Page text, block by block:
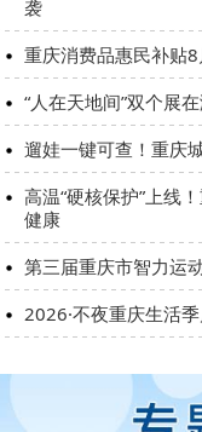
袭
重庆消费品惠民补贴8
“人在天地间”双个展
遛娃一键可查！重庆
高温“硬核保护”上线
健康
第三届重庆市智力运
2026·不夜重庆生活